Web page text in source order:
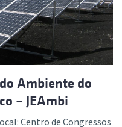
Ambiente do
– JEAmbi
Centro de Congressos